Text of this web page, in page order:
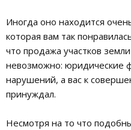
Иногда оно находится
которая вам так
что продажа участков
невозможно: юридические
нарушений, а вас к
принуждал.
Несмотря на то что